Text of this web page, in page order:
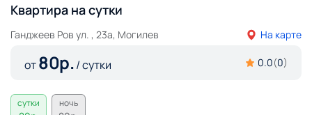
Квартира на сутки
Ганджеев Ров ул. , 23а, Могилев На карте
от80р./ сутки 0.0(0)
сутки ночь